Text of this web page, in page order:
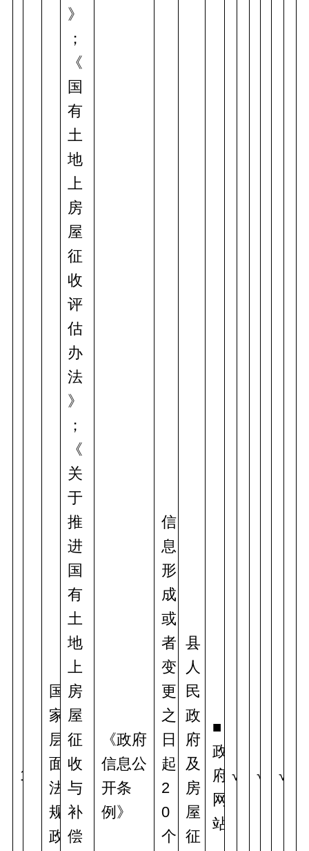
1
国
家
层
面
法
规
政
》
；
《
国
有
土
地
上
房
屋
征
收
评
估
办
法
》
；
《
关
于
推
进
国
有
土
地
上
房
屋
征
收
与
补
偿
《政府
信息公
开条
例》
信
息
形
成
或
者
变
更
之
日
起
2
0
个
县
人
民
政
府
及
房
屋
征
■
政
府
网
站
√ √ √